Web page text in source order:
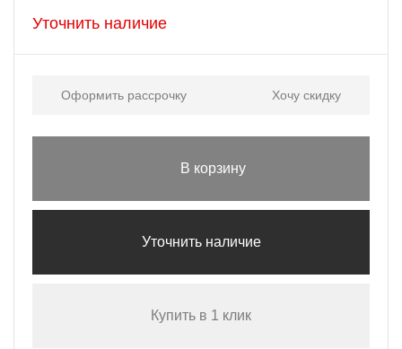
Уточнить наличие
Оформить рассрочку Хочу скидку
В корзину
Уточнить наличие
Купить в 1 клик